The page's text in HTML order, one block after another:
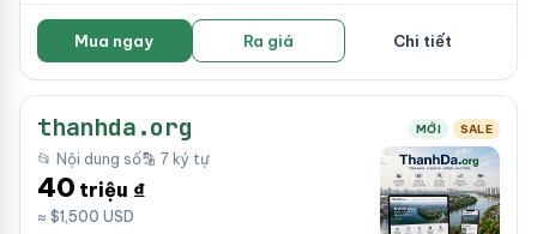
Mua ngay Ra giá Chi tiết
thanhda.org MỚI SALE
📂 Nội dung số🔡 7 ký tự
40 triệu ₫
≈ $1,500 USD